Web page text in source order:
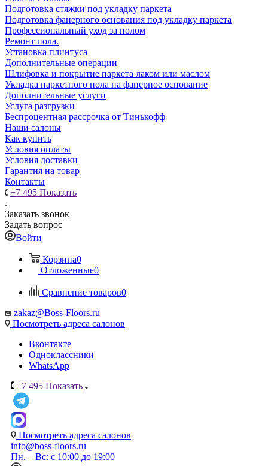
Подготовка стяжки под укладку паркета
Подготовка фанерного основания под укладку паркета
Профессиональный уход за полом
Ремонт пола.
Установка плинтуса
Дополнительные операции
Шлифовка и покрытие паркета лаком или маслом
Укладка паркетного пола на фанерное основание
Дополнительные услуги
Услуга разгрузки
Беспроцентная рассрочка от Тинькофф
Наши салоны
Как купить
Условия оплаты
Условия доставки
Гарантия на товар
Контакты
+7 495 Показать
Заказать звонок
Задать вопрос
Войти
Корзина0
Отложенные0
Сравнение товаров0
zakaz@Boss-Floors.ru
Посмотреть адреса салонов
Вконтакте
Одноклассники
WhatsApp
+7 495 Показать
Посмотреть адреса салонов
info@boss-floors.ru
Пн. – Вс: с 10:00 до 19:00